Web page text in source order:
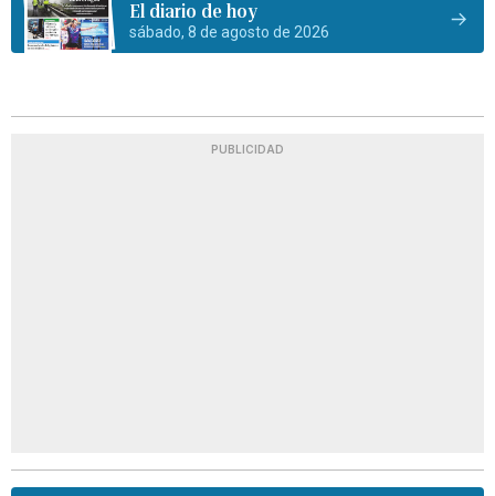
El diario de hoy
sábado, 8 de agosto de 2026
PUBLICIDAD